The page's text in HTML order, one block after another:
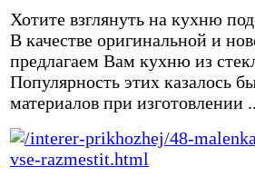
Хотите взглянуть на кухню
В качестве оригинальной и
предлагаем Вам кухню из
Популярность этих казалось
материалов при изготовлении